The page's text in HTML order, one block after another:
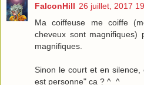
FalconHill 26 juillet, 2017
Ma coiffeuse me coiffe
cheveux sont
magnifiques.
Sinon le court et en
est personne" ca ? ^_^